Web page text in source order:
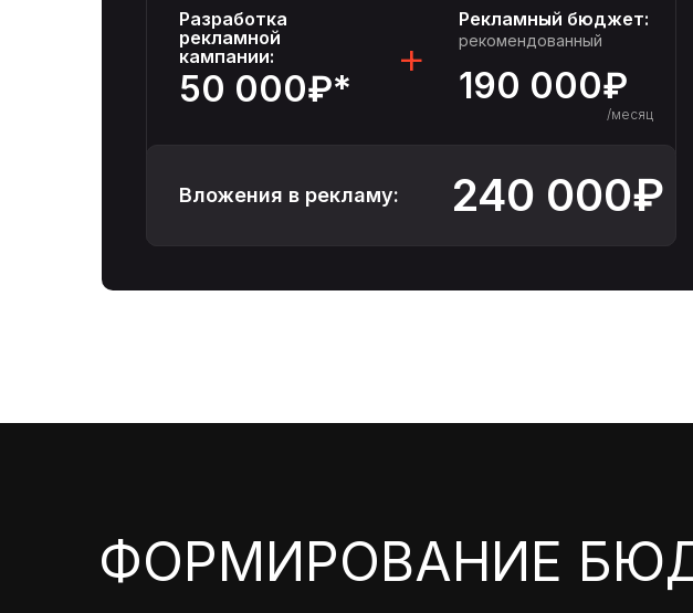
Разработка
рекламной
кампании:
+
50 000₽*
Рекламный бюджет:
/месяц
рекомендованный
190 000₽
Вложения в рекламу: 240 000₽
ФОРМИРОВАНИЕ